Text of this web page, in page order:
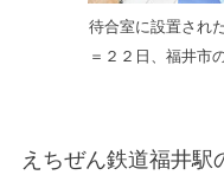
待合室に設置され
＝２２日、福井市
えちぜん鉄道福井駅